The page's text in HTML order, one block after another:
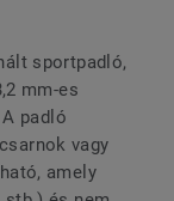
sportpadló,
mm-es
padló
vagy
amely